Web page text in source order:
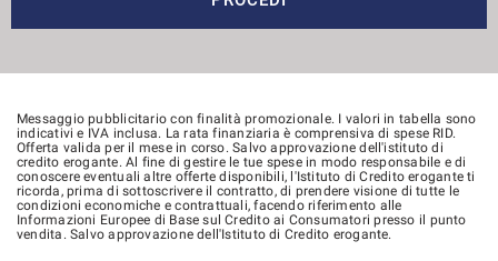
Messaggio pubblicitario con finalità promozionale. I valori in tabella sono
indicativi e IVA inclusa. La rata finanziaria è comprensiva di spese RID.
Offerta valida per il mese in corso. Salvo approvazione dell'istituto di
credito erogante. Al fine di gestire le tue spese in modo responsabile e di
conoscere eventuali altre offerte disponibili, l'Istituto di Credito erogante ti
ricorda, prima di sottoscrivere il contratto, di prendere visione di tutte le
condizioni economiche e contrattuali, facendo riferimento alle
Informazioni Europee di Base sul Credito ai Consumatori presso il punto
vendita. Salvo approvazione dell'Istituto di Credito erogante.